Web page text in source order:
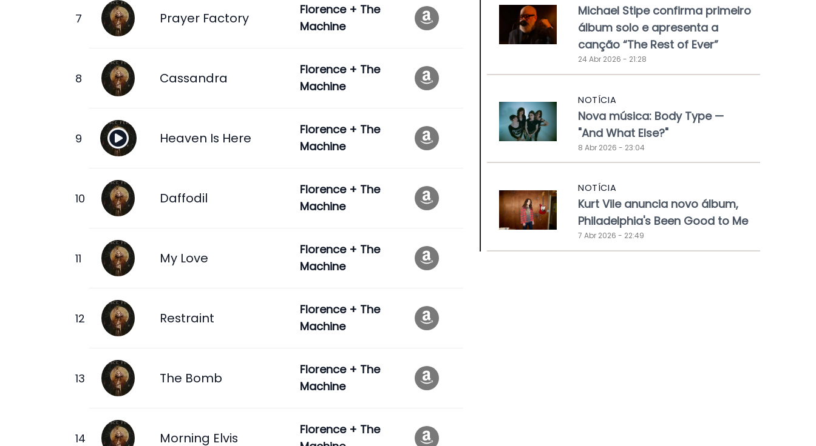
Prayer Factory
Florence + The
Machine
Cassandra
Florence + The
Machine
Heaven Is Here
Florence + The
Machine
Daffodil
Florence + The
Machine
My Love
Florence + The
Machine
Restraint
Florence + The
Machine
The Bomb
Florence + The
Machine
Morning Elvis
Florence + The
Michael Stipe confirma primeiro
álbum solo e apresenta a
canção “The Rest of Ever”
24 Abr 2026 - 21:28
NOTÍCIA
Nova música: Body Type —
"And What Else?"
8 Abr 2026 - 23:04
NOTÍCIA
Kurt Vile anuncia novo álbum,
Philadelphia's Been Good to Me
7 Abr 2026 - 22:49